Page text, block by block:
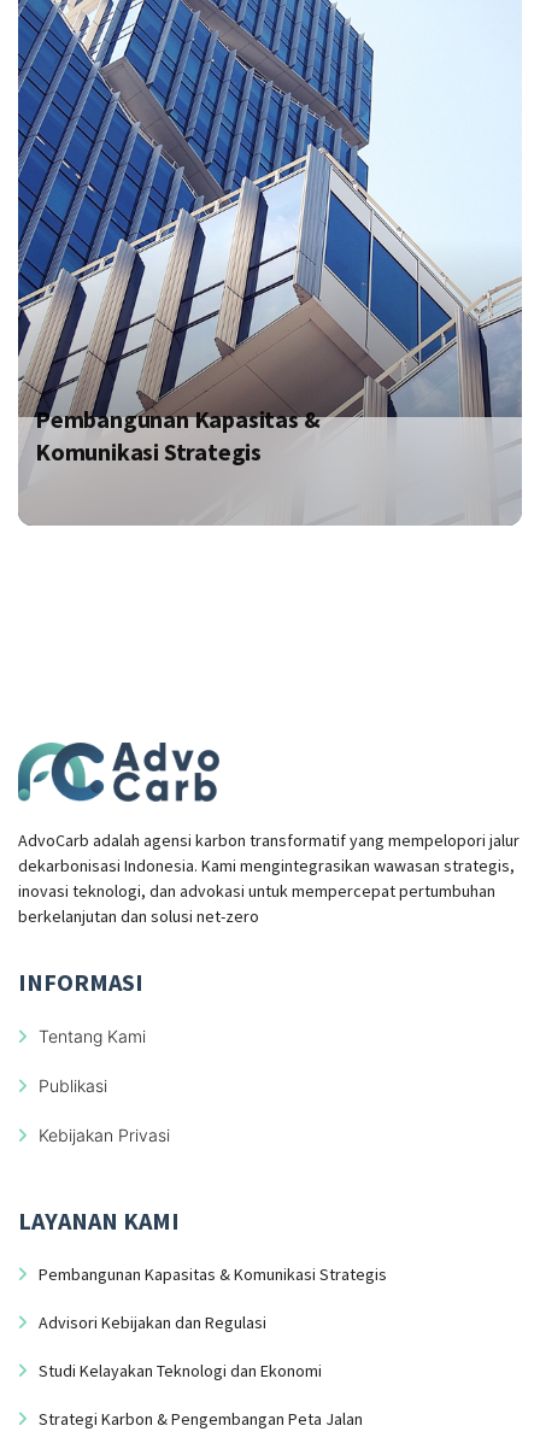
Pembangunan Kapasitas &
Komunikasi Strategis
AdvoCarb adalah agensi karbon transformatif yang mempelopori jalur
dekarbonisasi Indonesia. Kami mengintegrasikan wawasan strategis,
inovasi teknologi, dan advokasi untuk mempercepat pertumbuhan
berkelanjutan dan solusi net-zero
INFORMASI
Tentang Kami
Publikasi
Kebijakan Privasi
LAYANAN KAMI
Pembangunan Kapasitas & Komunikasi Strategis
Advisori Kebijakan dan Regulasi
Studi Kelayakan Teknologi dan Ekonomi
Strategi Karbon & Pengembangan Peta Jalan